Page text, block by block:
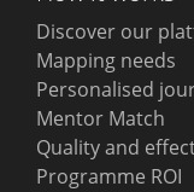
Discover our
Mapping needs
Personalised
Mentor Match
Quality and
Programme ROI